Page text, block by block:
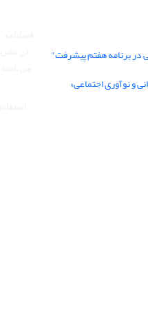
در برنامه هفتم پیشرفت"
و نوآوری اجتماعی»